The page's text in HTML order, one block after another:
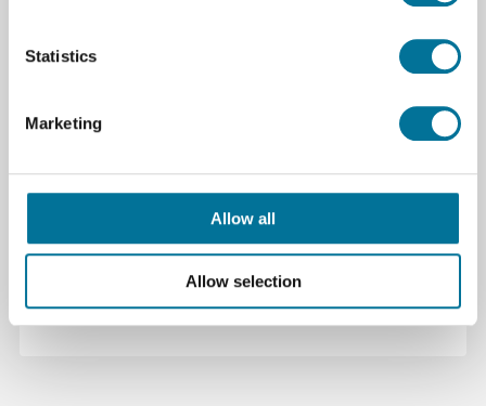
Statistics
Marketing
Allow all
Allow selection
Diameter filament
Kleur (naam)
bambu pla basic gradient technical data